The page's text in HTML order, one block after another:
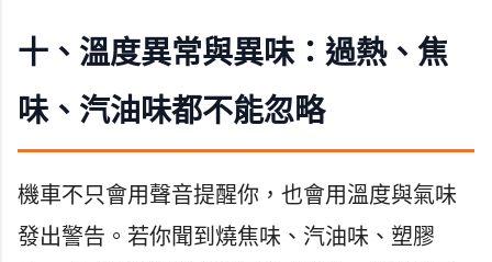
十、溫度異常與異味：過熱、焦
味、汽油味都不能忽略
機車不只會用聲音提醒你，也會用溫度與氣味
發出警告。若你聞到燒焦味、汽油味、塑膠